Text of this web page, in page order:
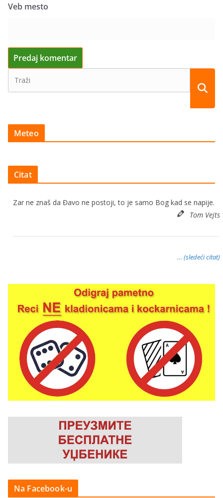
Veb mesto
Meteo
Citat
Zar ne znaš da Đavo ne postoji, to je samo Bog kad se napije.
Tom Vejts
… (sledeći citat)
Na Facebook-u